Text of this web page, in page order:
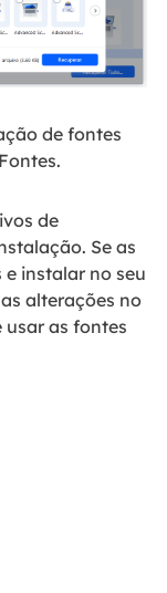
de fontes
de
Se as
instalar no seu
alterações no
usar as fontes